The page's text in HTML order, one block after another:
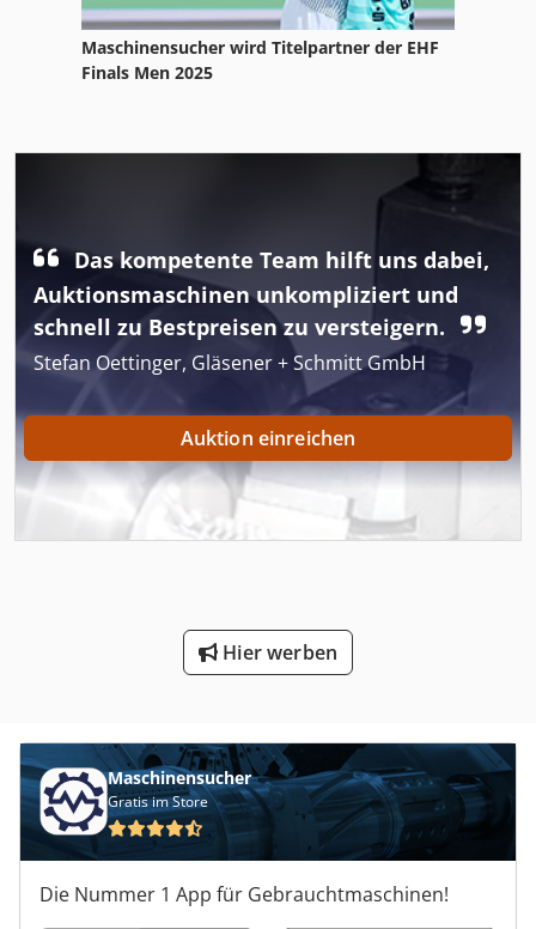
Maschinensucher wird Titelpartner der EHF
Finals Men 2025
Das kompetente Team hilft uns dabei,
Auktionsmaschinen unkompliziert und
schnell zu Bestpreisen zu versteigern.
Stefan Oettinger, Gläsener + Schmitt GmbH
Auktion einreichen
Hier werben
Maschinensucher
Gratis im Store
Die Nummer 1 App für Gebrauchtmaschinen!